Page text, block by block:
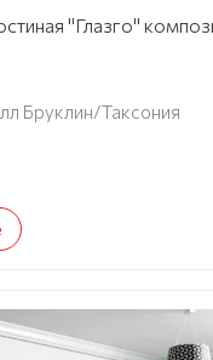
"Глазго"
Бруклин/Таксония